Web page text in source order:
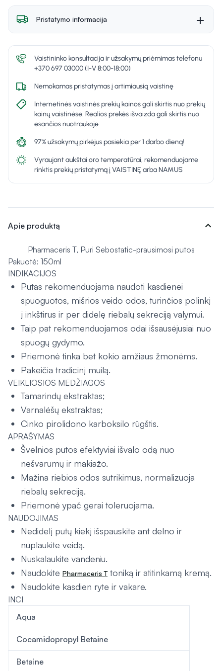
Pristatymo informacija
Vaistininko konsultacija ir užsakymų priėmimas telefonu
+370 697 03000 (I-V 8:00-18:00)
Nemokamas pristatymas į artimiausią vaistinę
Internetinės vaistinės prekių kainos gali skirtis nuo prekių
kainų vaistinėse. Realios prekės išvaizda gali skirtis nuo
esančios nuotraukoje
97% užsakymų pirkėjus pasiekia per 1 darbo dieną!
Vyraujant aukštai oro temperatūrai, rekomenduojame
rinktis prekių pristatymą į VAISTINĘ arba NAMUS
Apie produktą expand_more
Pharmaceris T, Puri Sebostatic-prausimosi putos
Pakuotė: 150ml
INDIKACIJOS
Putas rekomenduojama naudoti kasdienei
spuoguotos, mišrios veido odos, turinčios polinkį
į inkštirus ir per didelę riebalų sekreciją valymui.
Taip pat rekomenduojamos odai išsausėjusiai nuo
spuogų gydymo.
Priemonė tinka bet kokio amžiaus žmonėms.
Pakeičia tradicinį muilą.
VEIKLIOSIOS MEDŽIAGOS
Tamarindų ekstraktas;
Varnalėšų ekstraktas;
Cinko pirolidono karboksilo rūgštis.
APRAŠYMAS
Švelnios putos efektyviai išvalo odą nuo
nešvarumų ir makiažo.
Mažina riebios odos sutrikimus, normalizuoja
riebalų sekreciją.
Priemonė ypač gerai toleruojama.
NAUDOJIMAS
Nedidelį putų kiekį išspauskite ant delno ir
nuplaukite veidą.
Nuskalaukite vandeniu.
Naudokite Pharmaceris Ttoniką ir atitinkamą kremą.
Naudokite kasdien ryte ir vakare.
INCI
Aqua
Cocamidopropyl Betaine
Betaine